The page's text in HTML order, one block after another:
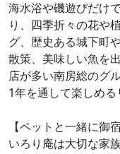
海水浴や磯遊びだけ
り、四季折々の花や
グ、歴史ある城下町
散策、美味しい魚を
店が多い南房総のグ
1年を通して楽しめる
【ペットと一緒に御宿
いろり庵は大切な家